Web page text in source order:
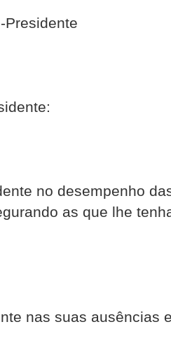
Presidente
no desempenho
as que lhe
nas suas ausências